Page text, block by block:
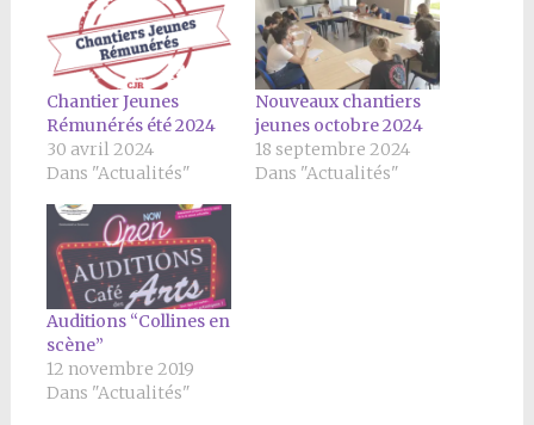
Chantier Jeunes
Rémunérés été 2024
30 avril 2024
Dans "Actualités"
Nouveaux chantiers
jeunes octobre 2024
18 septembre 2024
Dans "Actualités"
Auditions “Collines en
scène”
12 novembre 2019
Dans "Actualités"